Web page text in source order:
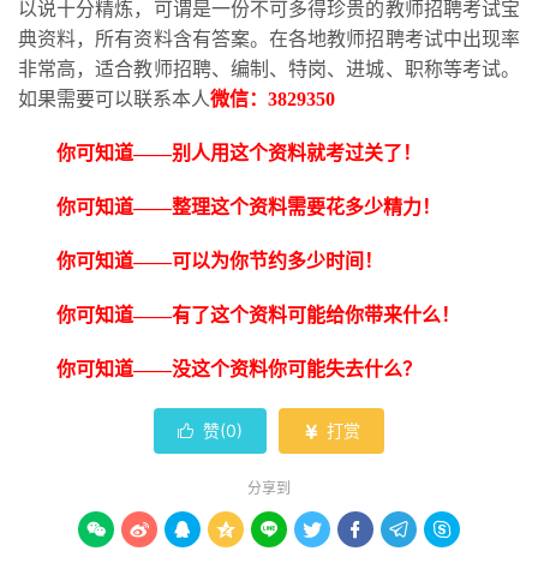
以说十分精炼，可谓是一份不可多得珍贵的教师招聘考试宝
典资料，所有资料含有答案。在各地教师招聘考试中出现率
非常高，适合教师招聘、编制、特岗、进城、职称等考试。
如果需要可以联系本人微信： 3829350
你可知道——别人用这个资料就考过关了！
你可知道——整理这个资料需要花多少精力！
你可知道——可以为你节约多少时间！
你可知道——有了这个资料可能给你带来什么！
你可知道——没这个资料你可能失去什么？
 赞(0)  打赏
分享到
        